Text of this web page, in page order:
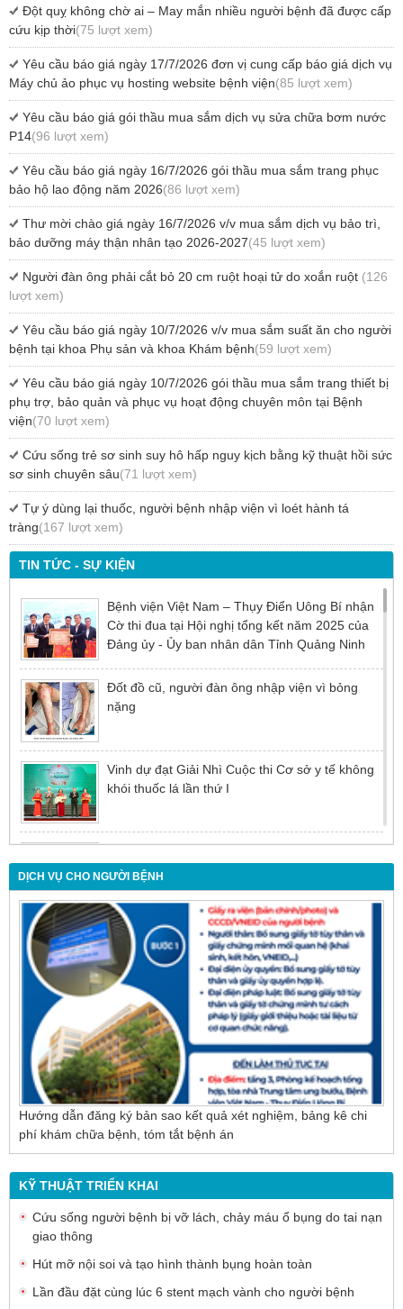
TIN TỨC - SỰ KIỆN
Bệnh viện Việt Nam – Thụy Điển Uông Bí nhận
Cờ thi đua tại Hội nghị tổng kết năm 2025 của
Đảng ủy - Ủy ban nhân dân Tỉnh Quảng Ninh
Đốt đồ cũ, người đàn ông nhập viện vì bỏng
nặng
Vinh dự đạt Giải Nhì Cuộc thi Cơ sở y tế không
khói thuốc lá lần thứ I
chậm trễ
Nội soi mật tụy ngược dòng – Giải pháp tối ưu
cho người bệnh sỏi ống mật chủ
DỊCH VỤ CHO NGƯỜI BỆNH
Hướng dẫn đăng ký bản sao kết quả xét nghiệm, bảng kê chi
phí khám chữa bệnh, tóm tắt bệnh án
KỸ THUẬT TRIỂN KHAI
Cứu sống người bệnh bị vỡ lách, chảy máu ổ bụng do tai nạn
giao thông
Hút mỡ nội soi và tạo hình thành bụng hoàn toàn
Lần đầu đặt cùng lúc 6 stent mạch vành cho người bệnh
Đột quỵ không chờ ai – May mắn nhiều người bệnh đã được cấp
cứu kịp thời(75 lượt xem)
Yêu cầu báo giá ngày 17/7/2026 đơn vị cung cấp báo giá dịch vụ
Máy chủ ảo phục vụ hosting website bệnh viện(85 lượt xem)
Yêu cầu báo giá gói thầu mua sắm dịch vụ sửa chữa bơm nước
P14(96 lượt xem)
Yêu cầu báo giá ngày 16/7/2026 gói thầu mua sắm trang phục
bảo hộ lao động năm 2026(86 lượt xem)
Thư mời chào giá ngày 16/7/2026 v/v mua sắm dịch vụ bảo trì,
bảo dưỡng máy thận nhân tạo 2026-2027(45 lượt xem)
Người đàn ông phải cắt bỏ 20 cm ruột hoại tử do xoắn ruột (126
lượt xem)
Yêu cầu báo giá ngày 10/7/2026 v/v mua sắm suất ăn cho người
bệnh tại khoa Phụ sản và khoa Khám bệnh(59 lượt xem)
Yêu cầu báo giá ngày 10/7/2026 gói thầu mua sắm trang thiết bị
phụ trợ, bảo quản và phục vụ hoạt động chuyên môn tại Bệnh
viện(70 lượt xem)
Cứu sống trẻ sơ sinh suy hô hấp nguy kịch bằng kỹ thuật hồi sức
sơ sinh chuyên sâu(71 lượt xem)
Tự ý dùng lại thuốc, người bệnh nhập viện vì loét hành tá
tràng(167 lượt xem)